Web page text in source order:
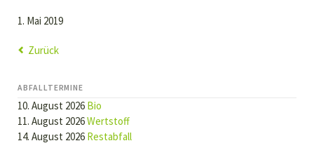
1. Mai 2019
Zurück
ABFALLTERMINE
10. August 2026 Bio
11. August 2026Wertstoff
14. August 2026 Restabfall